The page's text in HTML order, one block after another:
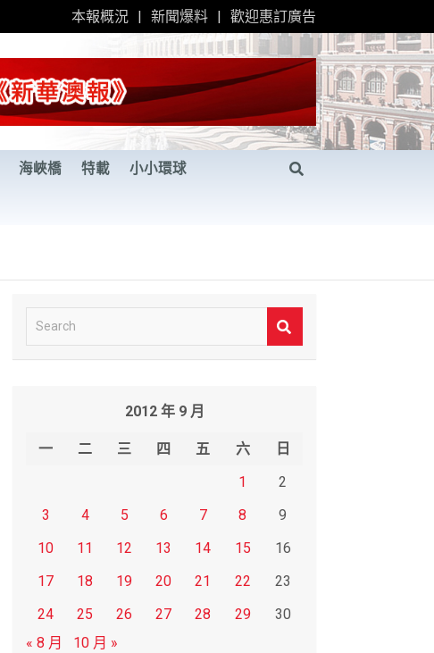
本報概況 新聞爆料 歡迎惠訂廣告
海峽橋 特載 小小環球
e
2012 年 9 月
一 二 三 四 五 六
日
1
2
3
4 5 6 7 8
9
10
11 12 13 14 15
16
17
18 19 20 21 22
23
24
25 26 27 28 29
30
« 8 月
10 月 »